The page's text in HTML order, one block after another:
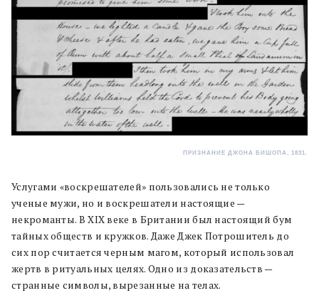
ПРИЗНАНИЕ ДЖОНА БИШОПА, 1831.
Услугами «воскрешателей» пользовались не только
ученые мужи, но и воскрешатели настоящие —
некроманты. В XIX веке в Британии был настоящий бум
тайных обществ и кружков. Даже Джек Потрошитель до
сих пор считается черным магом, который использовал
жертв в ритуальных целях. Одно из доказательств —
странные символы, вырезанные на телах.